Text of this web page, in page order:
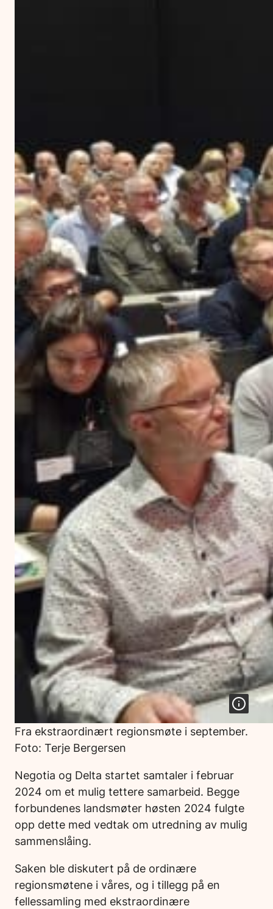
Fra ekstraordinært regionsmøte i september.
Foto: Terje Bergersen
Negotia og Delta startet samtaler i februar
2024 om et mulig tettere samarbeid. Begge
forbundenes landsmøter høsten 2024 fulgte
opp dette med vedtak om utredning av mulig
sammenslåing.
Saken ble diskutert på de ordinære
regionsmøtene i våres, og i tillegg på en
fellessamling med ekstraordinære